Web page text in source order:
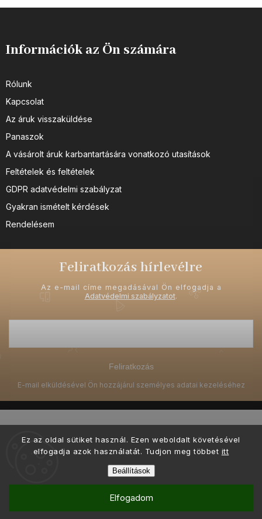
Ez az oldal sütiket használ. Ezen weboldalt követésével
elfogadja azok használatát. Tudjon meg többet itt
Beállítások
Elfogadom
Információk az Ön számára
Rólunk
Kapcsolat
Az áruk visszaküldése
Panaszok
A vásárolt áruk karbantartására vonatkozó utasítások
Feltételek és feltételek
GDPR adatvédelmi szabályzat
Gyakran ismételt kérdések
Rendelésem
Feliratkozás hírlevélre
Az e-mail címe megadásával Ön elfogadja a
Adatvédelmi szabályzatot.
Feliratkozás
Shoptet készítette
Grafický návrh vytvořil a nakódoval